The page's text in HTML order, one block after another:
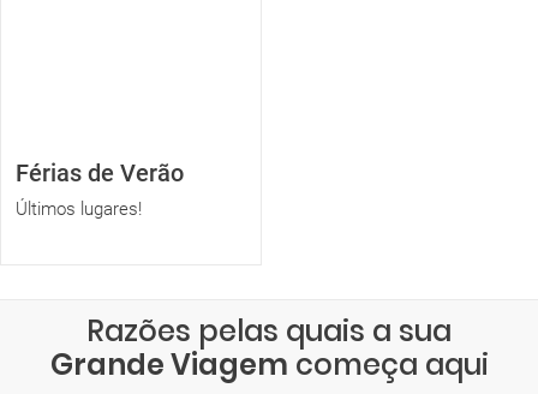
Férias de Verão
Últimos lugares!
Razões pelas quais a sua
Grande Viagem começa aqui